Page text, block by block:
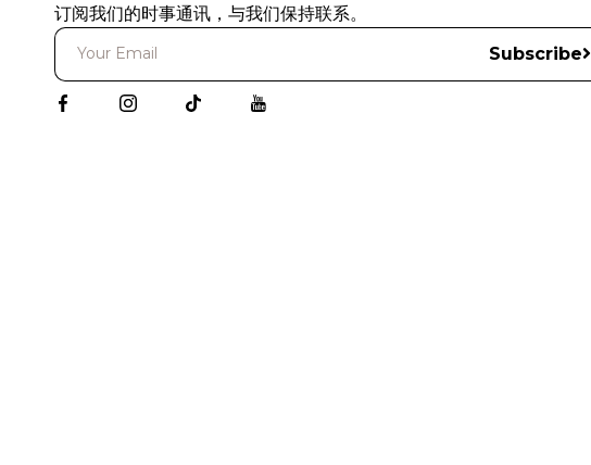
订阅我们的时事通讯，与我们保持联系。
Subscribe